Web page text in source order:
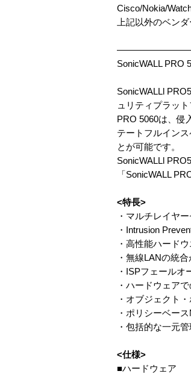
Cisco/Nokia/
上記以外のベン
SonicWALL PRO
SonicWALLl
ュリティプラット
PRO 5060は、侵
テートフルイン
とが可能です。
SonicWALLl
「SonicWALL
<特長>
・マルチレイヤ
・Intrusion
・高性能ハード
・無線LANの統
・ISPフェールオ
・ハードウェア
・オブジェクト
・ポリシーベー
・包括的な一元管
<仕様>
■ハードウェア